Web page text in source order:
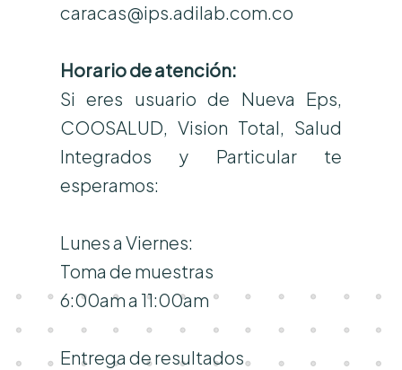
caracas@ips.adilab.com.co
Horario de atención:
Si eres usuario de Nueva Eps,
COOSALUD, Vision Total, Salud
Integrados y Particular te
esperamos:
Lunes a Viernes:
Toma de muestras
6:00am a 11:00am
Entrega de resultados